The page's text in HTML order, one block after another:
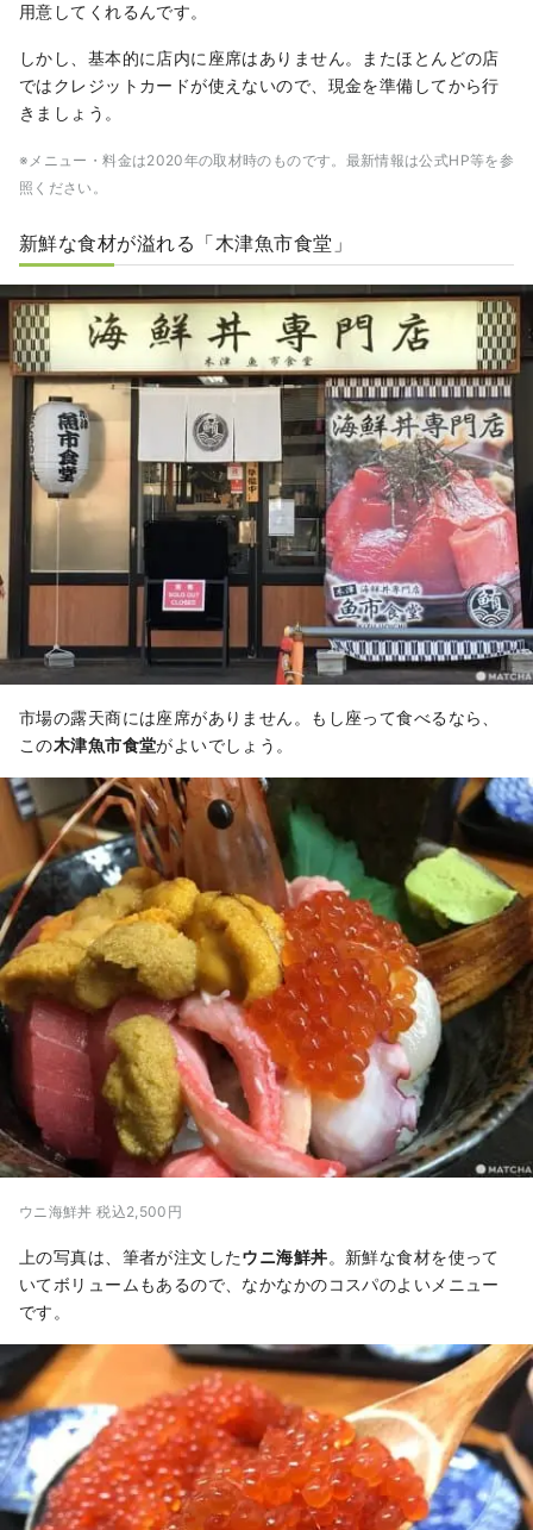
用意してくれるんです。
しかし、基本的に店内に座席はありません。またほとんどの店
ではクレジットカードが使えないので、現金を準備してから行
きましょう。
※メニュー・料金は2020年の取材時のものです。最新情報は公式HP等を参
照ください。
新鮮な食材が溢れる「木津魚市食堂」
市場の露天商には座席がありません。もし座って食べるなら、
この木津魚市食堂がよいでしょう。
ウニ海鮮丼 税込2,500円
上の写真は、筆者が注文したウニ海鮮丼。新鮮な食材を使って
いてボリュームもあるので、なかなかのコスパのよいメニュー
です。